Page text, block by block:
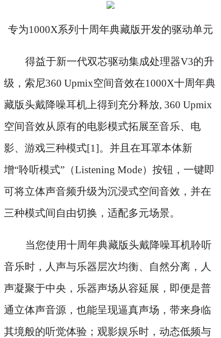
专为1000X系列十周年典藏版开发的驱动单元
得益于新一代双芯驱动集成处理器V3的升
级，索尼360 Upmix空间音效在1000X十周年典
藏版头戴降噪耳机上得到充分释放, 360 Upmix
空间音效从原有的电影模式拓展至音乐、电
影、游戏三种模式[1]。并且在耳罩本体新
增“聆听模式”（Listening Mode）按钮，一键即
可将立体声音频升级为沉浸式空间音效，并在
三种模式间自由切换，适配多元场景。
当您使用十周年典藏版头戴降噪耳机聆听
音乐时，人声与乐器层次均衡、自然分离，人
声凝聚于中央，乐器声场从容延展，即便是普
通立体声音源，也能呈现逼真声场，带来身临
其境般的听觉体验；观影娱乐时，动态低频与